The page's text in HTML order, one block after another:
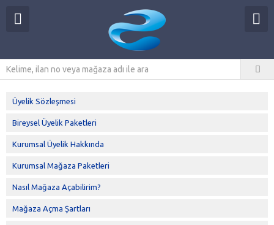
Üyelik Sözleşmesi
Bireysel Üyelik Paketleri
Kurumsal Üyelik Hakkında
Kurumsal Mağaza Paketleri
Nasıl Mağaza Açabilirim?
Mağaza Açma Şartları